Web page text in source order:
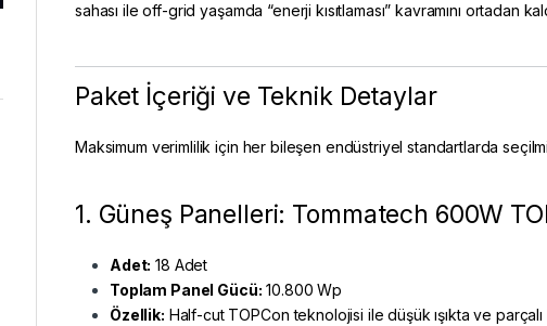
sahası ile off-grid yaşamda “enerji kısıtlaması” kavramını ortadan
Paket İçeriği ve Teknik Detaylar
Maksimum verimlilik için her bileşen endüstriyel standartlarda
1. Güneş Panelleri: Tommatech 600W
Adet: 18 Adet
Toplam Panel Gücü: 10.800 Wp
Özellik: Half-cut TOPCon teknolojisi ile düşük ışıkta ve